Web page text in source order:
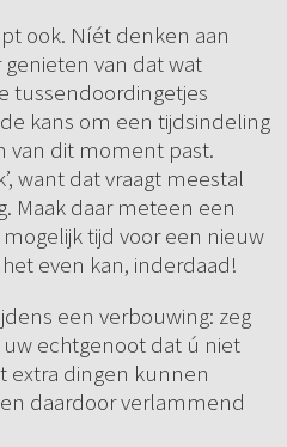
ook. Níét denken aan
van dat wat
tussendoordingetjes
kans om een tijdsindeling
van dit moment past.
want dat vraagt meestal
Maak daar meteen een
tijd voor een nieuw
even kan, inderdaad!
een verbouwing: zeg
echtgenoot dat ú niet
extra dingen kunnen
daardoor verlammend